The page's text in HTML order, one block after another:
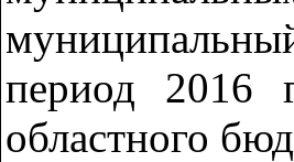
период 2016
областного